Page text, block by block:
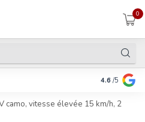
0
Payer en 3
4.6 /5
camo, vitesse élevée 15 km/h, 2